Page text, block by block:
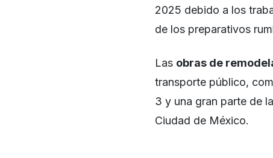
2025 debido a los
de los preparativos
Las obras de
transporte público,
3 y una gran parte de
Ciudad de México.